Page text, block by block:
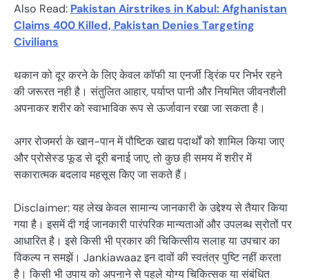
Also Read: Pakistan Airstrikes in Kabul: Afghanistan
Claims 400 Killed, Pakistan Denies Targeting
Civilians
थकान को दूर करने के लिए केवल कॉफी या एनर्जी ड्रिंक पर निर्भर रहने
की जरूरत नही है। संतुलित आहार, पर्याप्त पानी और नियमित जीवनशैली
अपनाकर शरीर को स्वाभाविक रूप से ऊर्जावान रखा जा सकता है।
अगर रोजमर्रा के खान-पान में पौष्टिक खाद्य पदार्थों को शामिल किया जाए
और प्रोसेस्ड फूड से दूरी बनाई जाए, तो कुछ ही समय में शरीर में
सकारात्मक बदलाव महसूस किए जा सकते हैं।
Disclaimer: यह लेख केवल सामान्य जानकारी के उद्देश्य से तैयार किया
गया है। इसमें दी गई जानकारी पारंपरिक मान्यताओं और उपलब्ध स्रोतों पर
आधारित है। इसे किसी भी प्रकार की चिकित्सीय सलाह या उपचार का
विकल्प न समझें। Jankiawaaz इन दावों की स्वतंत्र पुष्टि नहीं करता
है। किसी भी उपाय को अपनाने से पहले योग्य चिकित्सक या संबंधित